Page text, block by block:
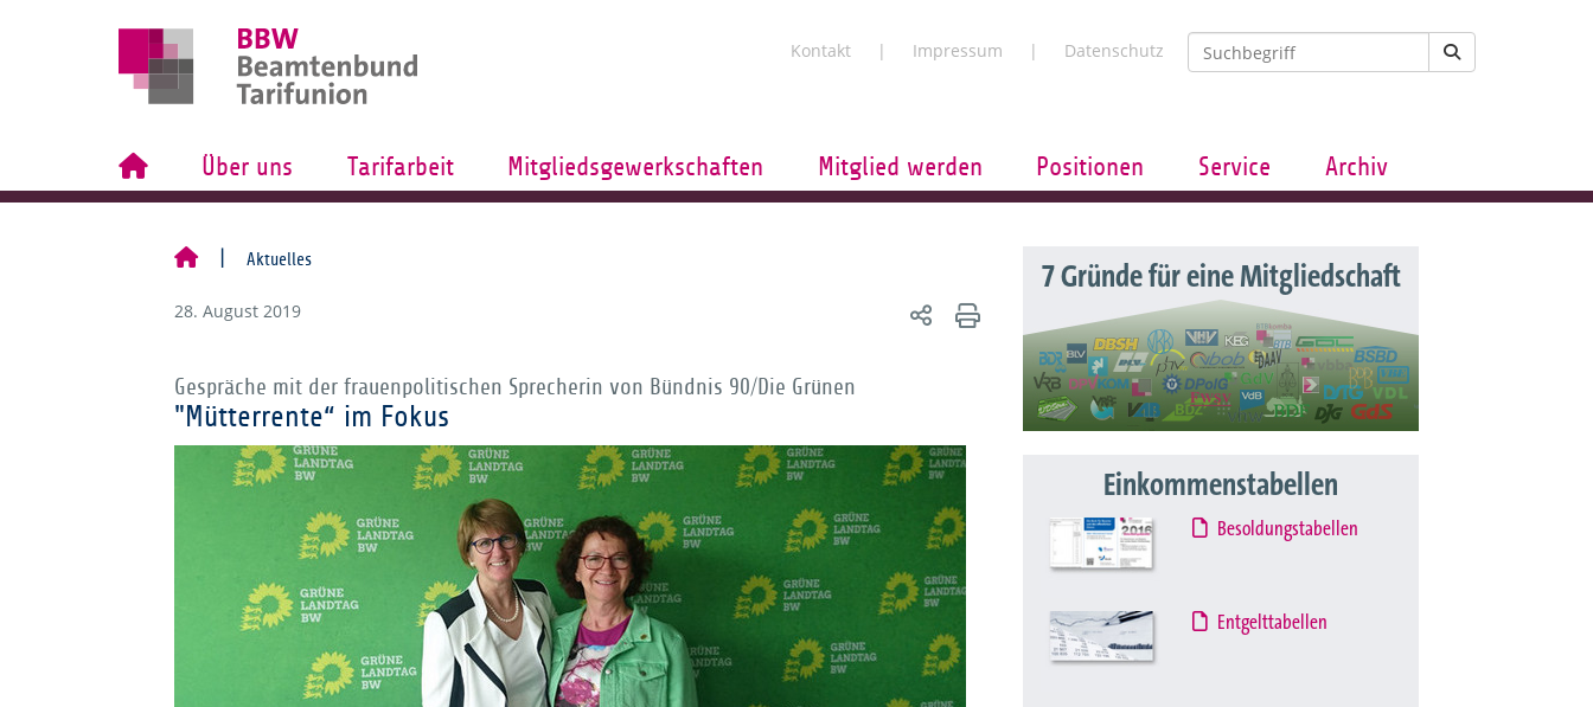
Kontakt Impressum Datenschutz
Über uns Tarifarbeit Mitgliedsgewerkschaften Mitglied werden Positionen Service Archiv
Aktuelles
28. August 2019
Gespräche mit der frauenpolitischen Sprecherin von Bündnis 90/Die Grünen
"Mütterrente“ im Fokus
7 Gründe für eine Mitgliedschaft
Einkommenstabellen
Besoldungstabellen
Entgelttabellen